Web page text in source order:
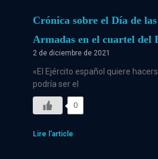
Crónica sobre el Día de
Armadas en el cuartel del
2 de diciembre de 2021
«El Ejército español quiere
podría ser el
0
Lire l'article